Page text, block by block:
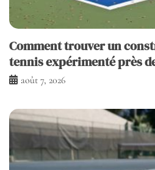
Comment trouver un
tennis expérimenté près
août 7, 2026